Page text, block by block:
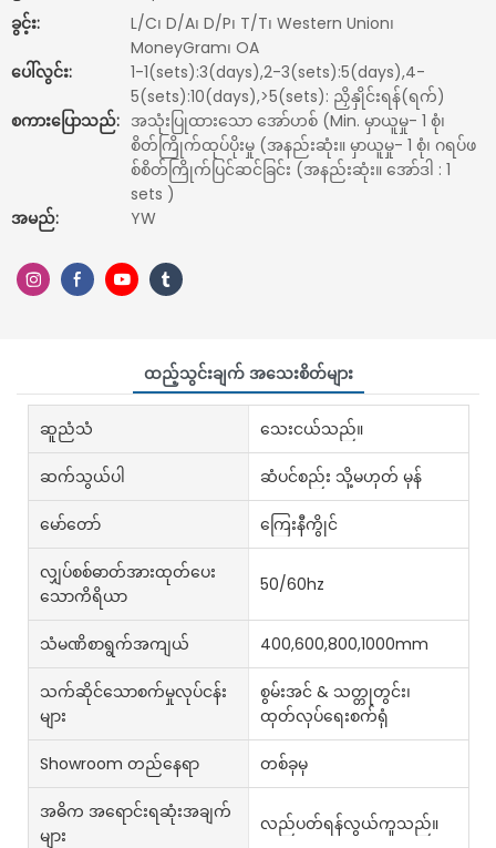
ခွင့်း:
L/C၊ D/A၊ D/P၊ T/T၊ Western Union၊
MoneyGram၊ OA
ပေါ်လွင်း:
1-1(sets):3(days),2-3(sets):5(days),4-
5(sets):10(days),>5(sets): ညှိနှိုင်းရန်(ရက်)
စကားပြောသည်: အသုံးပြုထားသော အော်ဟစ် (Min. မှာယူမှု- 1 စုံ၊
စိတ်ကြိုက်ထုပ်ပိုးမှု (အနည်းဆုံး။ မှာယူမှု- 1 စုံ၊ ဂရပ်ဖ
စ်စိတ်ကြိုက်ပြင်ဆင်ခြင်း (အနည်းဆုံး။ အော်ဒါ : 1
sets )
အမည်:
YW
ထည့်သွင်းချက် အသေးစိတ်များ
ဆူညံသံ သေးငယ်သည်။
ဆက်သွယ်ပါ ဆံပင်စည်း သို့မဟုတ် မှန်
မော်တော် ကြေးနီကွိုင်
လျှပ်စစ်ဓာတ်အားထုတ်ပေး
သောကိရိယာ
50/60hz
သံမဏိစာရွက်အကျယ် 400,600,800,1000mm
သက်ဆိုင်သောစက်မှုလုပ်ငန်း
များ
စွမ်းအင် & သတ္တုတွင်း၊
ထုတ်လုပ်ရေးစက်ရုံ
Showroom တည်နေရာ တစ်ခုမှ
အဓိက အရောင်းရဆုံးအချက်
များ
လည်ပတ်ရန်လွယ်ကူသည်။